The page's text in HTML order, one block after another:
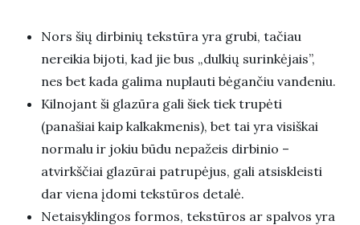
Nors šių dirbinių tekstūra yra grubi, tačiau
nereikia bijoti, kad jie bus „dulkių surinkėjais”,
nes bet kada galima nuplauti bėgančiu vandeniu.
Kilnojant ši glazūra gali šiek tiek trupėti
(panašiai kaip kalkakmenis), bet tai yra visiškai
normalu ir jokiu būdu nepažeis dirbinio –
atvirkščiai glazūrai patrupėjus, gali atsiskleisti
dar viena įdomi tekstūros detalė.
Netaisyklingos formos, tekstūros ar spalvos yra